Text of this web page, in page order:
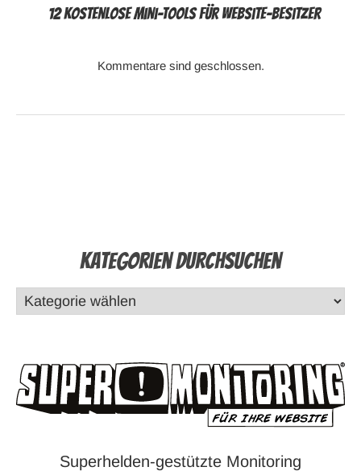
12 kostenlose Mini-Tools für Website-Besitzer
Kommentare sind geschlossen.
Kategorien durchsuchen
Superhelden-gestützte Monitoring